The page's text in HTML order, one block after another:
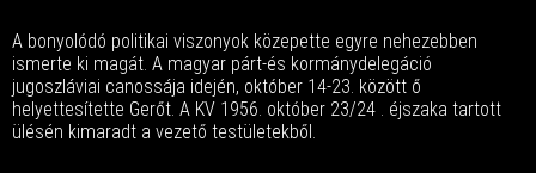
A bonyolódó politikai viszonyok közepette egyre nehezebben
ismerte ki magát. A magyar párt-és kormánydelegáció
jugoszláviai canossája idején, október 14-23. között ő
helyettesítette Gerőt. A KV 1956. október 23/24 . éjszaka tartott
ülésén kimaradt a vezető testületekből.